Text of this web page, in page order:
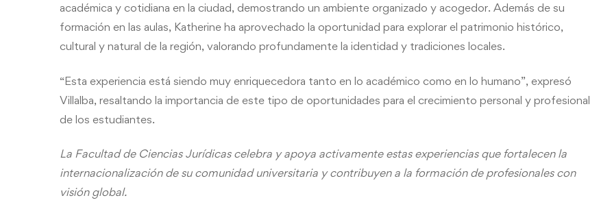
académica y cotidiana en la ciudad, demostrando un ambiente organizado y acogedor. Además de su
formación en las aulas, Katherine ha aprovechado la oportunidad para explorar el patrimonio histórico,
cultural y natural de la región, valorando profundamente la identidad y tradiciones locales.
“Esta experiencia está siendo muy enriquecedora tanto en lo académico como en lo humano”, expresó
Villalba, resaltando la importancia de este tipo de oportunidades para el crecimiento personal y profesional
de los estudiantes.
La Facultad de Ciencias Jurídicas celebra y apoya activamente estas experiencias que fortalecen la
internacionalización de su comunidad universitaria y contribuyen a la formación de profesionales con
visión global.